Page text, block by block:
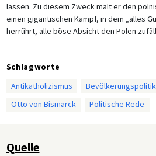
lassen. Zu diesem Zweck malt er den
einen gigantischen Kampf, in dem „alles
herrührt, alle böse Absicht den Polen
Schlagworte
Antikatholizismus
Bevölkerungspolitik
Otto von Bismarck
Politische Rede
Quelle